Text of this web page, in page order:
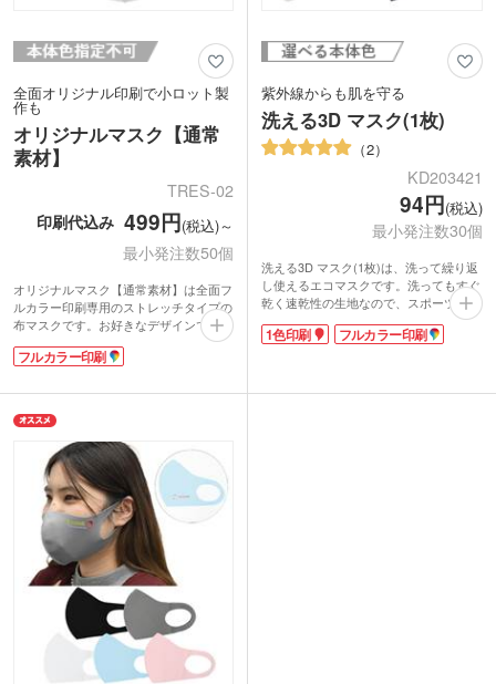
全面オリジナル印刷で小ロット製
作も
オリジナルマスク【通常
素材】
TRES-02
印刷代込み 499円(税込)～
最小発注数50個
オリジナルマスク【通常素材】は全面フ
ルカラー印刷専用のストレッチタイプの
布マスクです。お好きなデザインでプリ
ントし、完全オリジナルのマスク製作が
できます。
も、伸縮性抜群で耳が痛くなりにくいの
がポイントです。生地には抗菌・防臭加
工を施しています。
インクを生地に溶け込ませる昇華プリン
トで印刷するため、手洗いが可能。約50
回繰り返し使える経済的なマスクです。
合計50個以上ご注文の場合、Sサイズ・
Mサイズ・Lサイズを取り混ぜてご発注
いただけます。オリジナリティ溢れるデ
ザインでぜひご製作を。
フルカラー印刷
紫外線からも肌を守る
洗える3D マスク(1枚)
2
KD203421
94円(税込)
最小発注数30個
洗える3D マスク(1枚)は、洗って繰り返
し使えるエコマスクです。洗ってもすぐ
乾く速乾性の生地なので、スポーツ時な
どにおすすめ。UV遮蔽率99%、SPF50
と紫外線対策もばっちりです。単色また
お揃いのマスクを作れば、連帯感も高ま
1色印刷 フルカラー印刷